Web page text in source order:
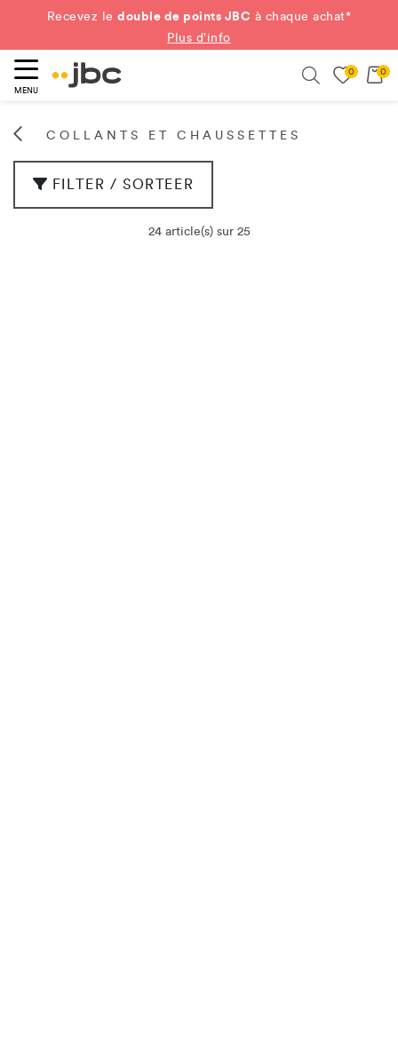
Recevez ledouble de points JBC à chaque achat*
Plus d'info
MENU
0 0
COLLANTS ET CHAUSSETTES
FILTER / SORTEER
24 article(s) sur 25